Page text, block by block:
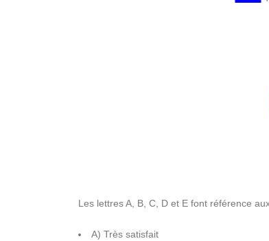
Les lettres A, B, C, D et E font référence
A) Très satisfait